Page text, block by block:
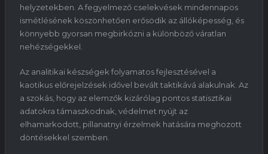
helyzetekben. A fegyelmező cselekvések mindennapos
ismétlésének köszönhetően erősödik az állóképesség, és
könnyebb gyorsan megbirkózni a különböző váratlan
nehézségekkel.
Az analitikai készségek folyamatos fejlesztésével a
kaotikus előrejelzések idővel bevált taktikává alakulnak. Az
a szokás, hogy az elemzők kizárólag pontos statisztikai
adatokra támaszkodnak, védelmet nyújt az
elhamarkodott, pillanatnyi érzelmek hatására meghozott
döntésekkel szemben.